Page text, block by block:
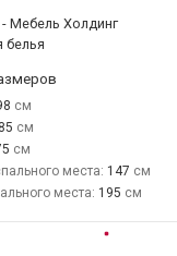
Мебель Холдинг
белья
85
места: 147
места: 195